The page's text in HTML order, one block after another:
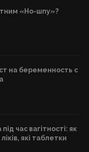
«Но-шпу»?
на беременность с
час вагітності: як
які таблетки